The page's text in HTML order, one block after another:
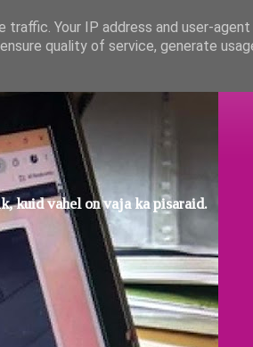
kuid vahel on vaja ka pisaraid.
Your IP address and user-agent
quality of service, generate